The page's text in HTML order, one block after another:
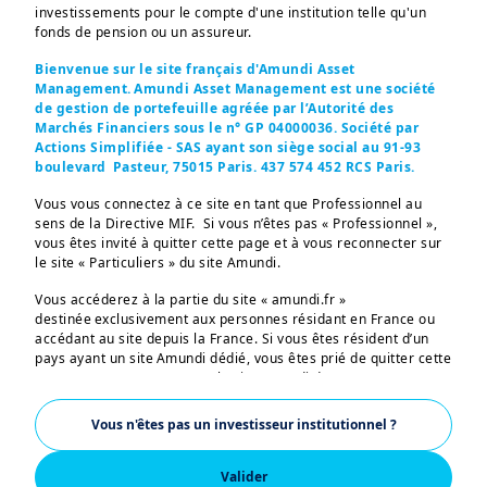
thématiques.
Explorez
Un partenaire de
investissements pour le compte d'une institution telle qu'un
fonds de pension ou un assureur.
Bienvenue sur le site français d'Amundi Asset
Management. Amundi Asset Management est une société
de gestion de portefeuille agréée par l’Autorité des
Marchés Financiers sous le n° GP 04000036. Société par
Actions Simplifiée - SAS ayant son siège social au 91-93
boulevard Pasteur, 75015 Paris. 437 574 452 RCS Paris.
Vous vous connectez à ce site en tant que Professionnel au
sens de la Directive MIF. Si vous n’êtes pas « Professionnel »,
vous êtes invité à quitter cette page et à vous reconnecter sur
le site « Particuliers » du site Amundi.
Vous accéderez à la partie du site « amundi.fr »
destinée exclusivement aux personnes résidant en France ou
accédant au site depuis la France. Si vous êtes résident d’un
pays ayant un site Amundi dédié, vous êtes prié de quitter cette
page et vous connecter sur le site Amundi de votre pays.
US PERSONS:
Les informations figurant sur ce site ne s’adressent pas aux
ressortissants et citoyens des Etats-Unis d’Amérique ou aux
Valider
Vous n'êtes pas un investisseur institutionnel ?